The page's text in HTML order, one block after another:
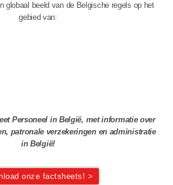
globaal beeld van de Belgische regels op het
gebied van:
Personeel in België, met informatie over
patronale verzekeringen en administratie
in België!
onze factsheets! >